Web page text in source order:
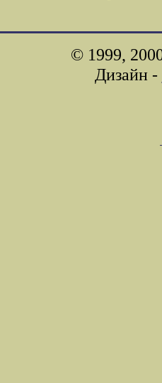
© 1999,
Дизайн -